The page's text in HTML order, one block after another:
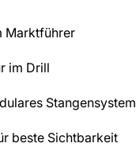
Marktführer
im Drill
Stangensystem
beste Sichtbarkeit